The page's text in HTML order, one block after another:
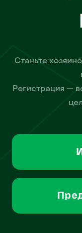
Станьте
Регистрация —